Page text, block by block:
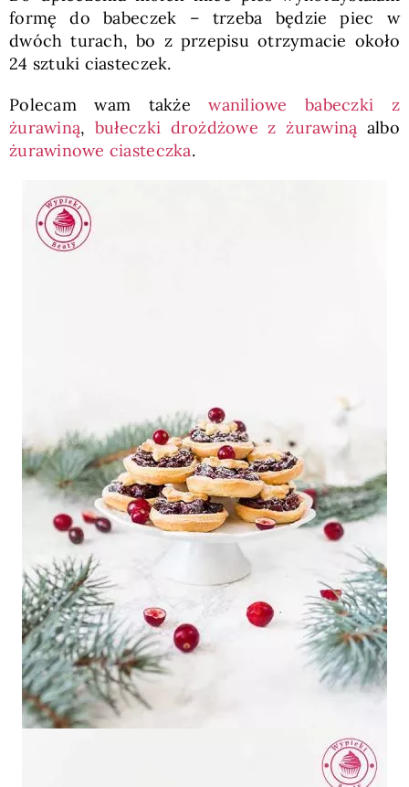
formę do babeczek – trzeba będzie piec w
dwóch turach, bo z przepisu otrzymacie około
24 sztuki ciasteczek.
Polecam wam takżewaniliowe babeczki z
żurawiną, bułeczki drożdżowe z żurawiną albo
żurawinowe ciasteczka.